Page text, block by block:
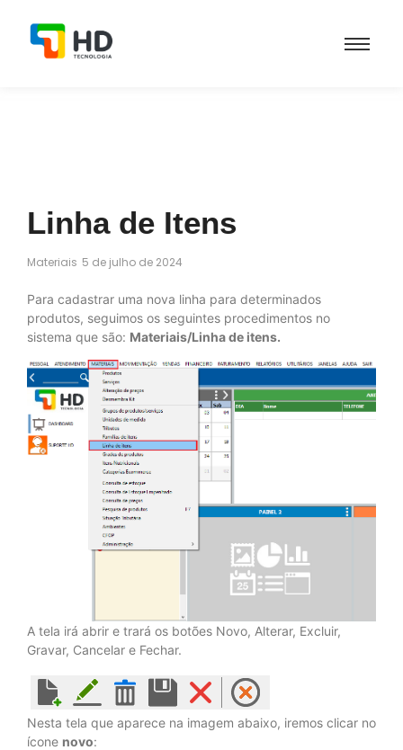
Linha de Itens
Materiais 5 de julho de 2024
Para cadastrar uma nova linha para determinados
produtos, seguimos os seguintes procedimentos no
sistema que são: Materiais/Linha de itens.
A tela irá abrir e trará os botões Novo, Alterar, Excluir,
Gravar, Cancelar e Fechar.
Nesta tela que aparece na imagem abaixo, iremos clicar no
ícone novo: